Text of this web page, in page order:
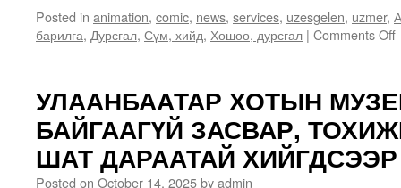
Posted in animation, comic, news, services, uzesgelen, uzmer,
барилга, Дурсгал, Сүм, хийд, Хөшөө, дурсгал | Comments Off
УЛААНБААТАР ХОТЫН
БАЙГААГҮЙ ЗАСВАР,
ШАТ ДАРААТАЙ
Posted on October 14, 2025byadmin